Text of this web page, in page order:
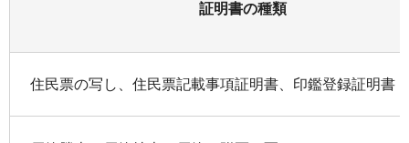
証明書の種類
住民票の写し、住民票記載事項証明書、印鑑登録証明書